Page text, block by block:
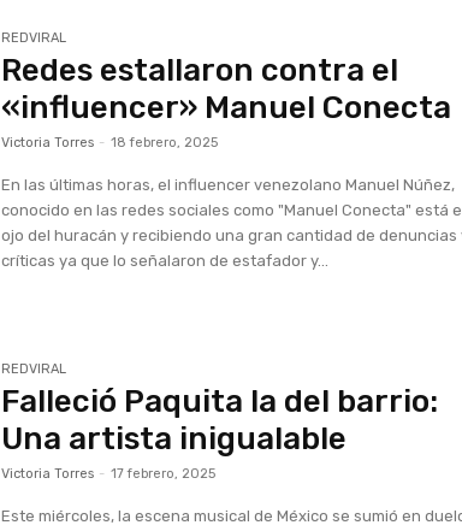
REDVIRAL
Redes estallaron contra el
«influencer» Manuel Conecta
Victoria Torres - 18 febrero, 2025
En las últimas horas, el influencer venezolano Manuel Núñez,
conocido en las redes sociales como "Manuel Conecta" está
ojo del huracán y recibiendo una gran cantidad de denuncias
críticas ya que lo señalaron de estafador y...
REDVIRAL
Falleció Paquita la del barrio:
Una artista inigualable
Victoria Torres - 17 febrero, 2025
Este miércoles, la escena musical de México se sumió en